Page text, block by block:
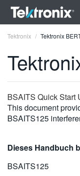
ENGLISH
FRANÇAIS
VIỆT NAM
简体中文
Tektronix Tektronix
BSAITS Quick Start
This document
BSAITS125
Dieses Handbuch
BSAITS125